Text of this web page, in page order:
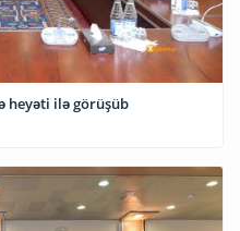
heyəti ilə görüşüb